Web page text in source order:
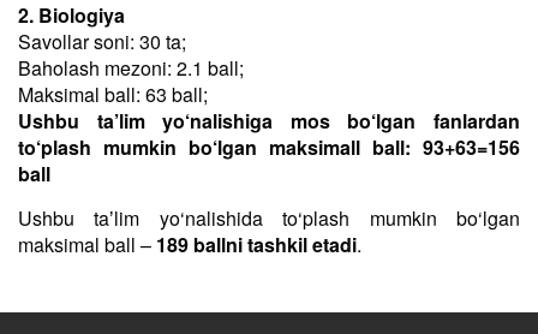
2. Biologiya
Savollar soni: 30 ta;
Baholash mezoni: 2.1 ball;
Maksimal ball: 63 ball;
Ushbu ta’lim yo‘nalishiga mos bo‘lgan fanlardan
to‘plash mumkin bo‘lgan maksimall ball: 93+63=156
ball
Ushbu taʼlim yo‘nalishida to‘plash mumkin bo‘lgan
maksimal ball – 189 ballni tashkil etadi.